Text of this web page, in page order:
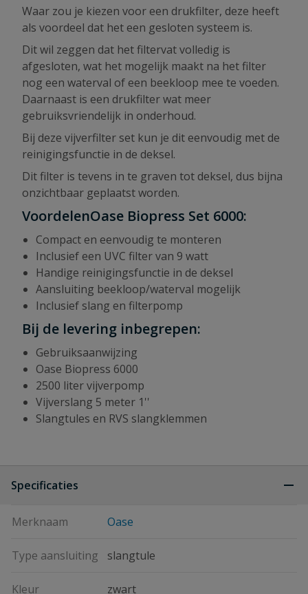
Waar zou je kiezen voor een drukfilter, deze heeft
als voordeel dat het een gesloten systeem is.
Dit wil zeggen dat het filtervat volledig is
afgesloten, wat het mogelijk maakt na het filter
nog een waterval of een beekloop mee te voeden.
Daarnaast is een drukfilter wat meer
gebruiksvriendelijk in onderhoud.
Bij deze vijverfilter set kun je dit eenvoudig met de
reinigingsfunctie in de deksel.
Dit filter is tevens in te graven tot deksel, dus bijna
onzichtbaar geplaatst worden.
VoordelenOase Biopress Set 6000:
Compact en eenvoudig te monteren
Inclusief een UVC filter van 9 watt
Handige reinigingsfunctie in de deksel
Aansluiting beekloop/waterval mogelijk
Inclusief slang en filterpomp
Bij de levering inbegrepen:
Gebruiksaanwijzing
Oase Biopress 6000
2500 liter vijverpomp
Vijverslang 5 meter 1''
Slangtules en RVS slangklemmen
Specificaties
Merknaam Oase
Type aansluiting slangtule
Kleur zwart